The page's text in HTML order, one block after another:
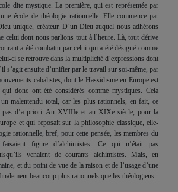
dite mystique. La première, qui est représentée par
école de théologie rationnelle. Elle commence par
unique, créateur. D’un Dieu auquel nous adhérons
celui dont nous parlions tout à l’heure. Là, tout dérive
a été combattu par celui qui a été désigné comme
ci se retrouve dans la multiplicité d’expressions dont
s’agit ensuite d’unifier par le travail sur soi-même, par
cabalistes, dont le Hassidisme en Europe est
donc ont été considérés comme mystiques. Cela
malentendu total, car les plus rationnels, en fait, ce
pas d’a priori. Au XVIIIe et au XIXe siècle, pour la
et qui reposait sur la philosophie classique, elle-
rationnelle, bref, pour cette pensée, les membres du
figure d’alchimistes. Ce qui n’était pas
venaient de courants alchimistes. Mais, en
et du point de vue de la raison et de l’usage d’une
beaucoup plus rationnels que les théologiens.